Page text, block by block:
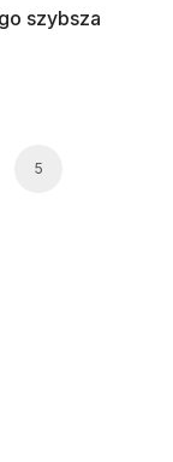
szybsza
5